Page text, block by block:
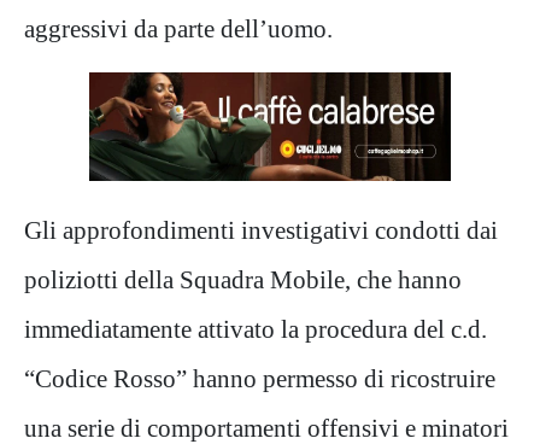
aggressivi da parte dell’uomo.
Gli approfondimenti investigativi condotti dai
poliziotti della Squadra Mobile, che hanno
immediatamente attivato la procedura del c.d.
“Codice Rosso” hanno permesso di ricostruire
una serie di comportamenti offensivi e minatori